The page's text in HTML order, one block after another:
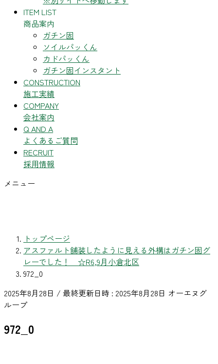
ITEM LIST
商品案内
ガチン固
ソイルパッくん
カドパッくん
ガチン固インスタント
CONSTRUCTION
施工実績
COMPANY
会社案内
Q AND A
よくあるご質問
RECRUIT
採用情報
メニュー
トップページ
アスファルト舗装したように見える外構はガチン固グ
レーでした！ ☆R6,9月小倉北区
972_0
2025年8月28日 / 最終更新日時 : 2025年8月28日 オーエヌグ
ループ
972_0